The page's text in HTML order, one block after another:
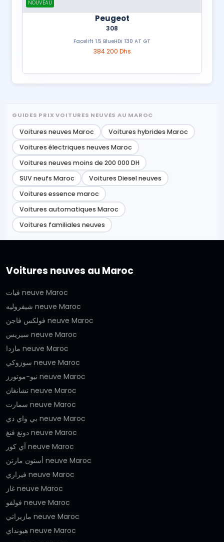
NOUVEAU
Peugeot
308
Facelift 1.5 BlueHDi 130 AT GT
384 200 Dhs
GUIDES PRIX VOITURES NEUVES AU MAROC
Voitures neuves Maroc
Voitures hybrides Maroc
Voitures électriques neuves Maroc
Voitures neuves moins de 200 000 DH
SUV neufs Maroc
Voitures Diesel neuves
Voitures essence maroc
Voitures automatiques Maroc
Voitures familiales neuves
Voitures neuves au Maroc
فيات neuve Maroc
شيفروليه neuve Maroc
فولكس فاجن neuve Maroc
سيريس neuve Maroc
مازدا neuve Maroc
سوزوكي neuve Maroc
نيو-موتورز neuve Maroc
تشانغان neuve Maroc
سمارت neuve Maroc
بي واي دي neuve Maroc
دونغ فنغ neuve Maroc
آي كور neuve Maroc
أستون مارتن neuve Maroc
فيراري neuve Maroc
غاز neuve Maroc
فولفو neuve Maroc
مازيراتي neuve Maroc
هيونداي neuve Maroc